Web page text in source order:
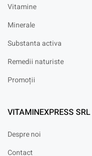
Vitamine
Minerale
Substanta activa
Remedii naturiste
Promoții
VITAMINEXPRESS SRL
Despre noi
Contact